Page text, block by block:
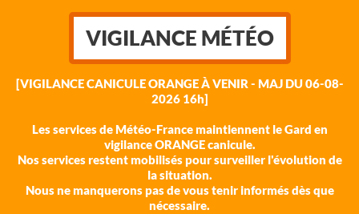
VIGILANCE MÉTÉO
[VIGILANCE CANICULE ORANGE À VENIR - MAJ DU 06-08-
2026 16h]
Les services de Météo-France maintiennent le Gard en
vigilance ORANGE canicule.
Nos services restent mobilisés pour surveiller l'évolution de
la situation.
Nous ne manquerons pas de vous tenir informés dès que
nécessaire.